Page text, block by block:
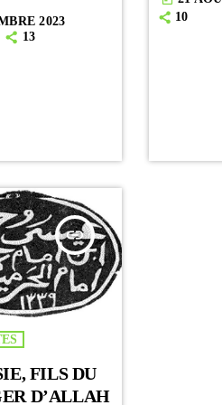
2023
13
10
insert_link
FILS DU
D’ALLAH